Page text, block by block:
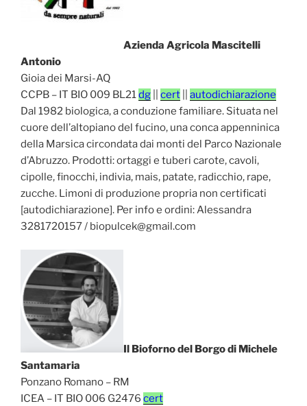
Azienda Agricola Mascitelli
Antonio
Gioia dei Marsi-AQ
CCPB – IT BIO 009 BL21dg cert
autodichiarazione
Dal 1982 biologica, a conduzione familiare. Situata nel
cuore dell’altopiano del fucino, una conca appenninica
della Marsica circondata dai monti del Parco Nazionale
d’Abruzzo. Prodotti: ortaggi e tuberi carote, cavoli,
cipolle, finocchi, indivia, mais, patate, radicchio, rape,
zucche. Limoni di produzione propria non certificati
[autodichiarazione]. Per info e ordini: Alessandra
3281720157 / biopulcek@gmail.com
Il Bioforno del Borgo di Michele
Santamaria
Ponzano Romano – RM
ICEA – IT BIO 006 G2476 cert